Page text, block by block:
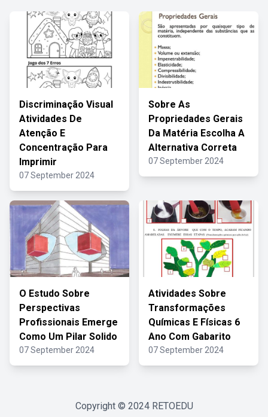
Discriminação Visual
Atividades De
Atenção E
Concentração Para
Imprimir
07 September 2024
Sobre As
Propriedades Gerais
Da Matéria Escolha A
Alternativa Correta
07 September 2024
O Estudo Sobre
Perspectivas
Profissionais Emerge
Como Um Pilar Solido
07 September 2024
Atividades Sobre
Transformações
Químicas E Físicas 6
Ano Com Gabarito
07 September 2024
Copyright © 2024 RETOEDU